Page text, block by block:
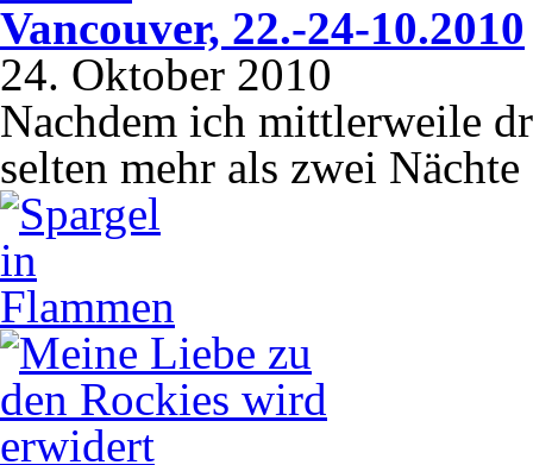
Vancouver, 22.-24-10.2010
24. Oktober 2010
Nachdem ich mittlerweile
selten mehr als zwei